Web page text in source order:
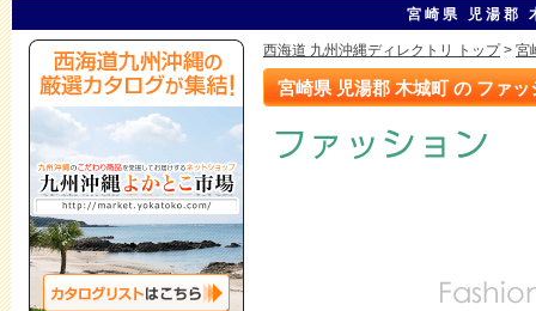
宮崎県 児湯郡
西海道 九州沖縄ディレクトリ トップ> 宮
宮崎県 児湯郡 木城町 の ファッ